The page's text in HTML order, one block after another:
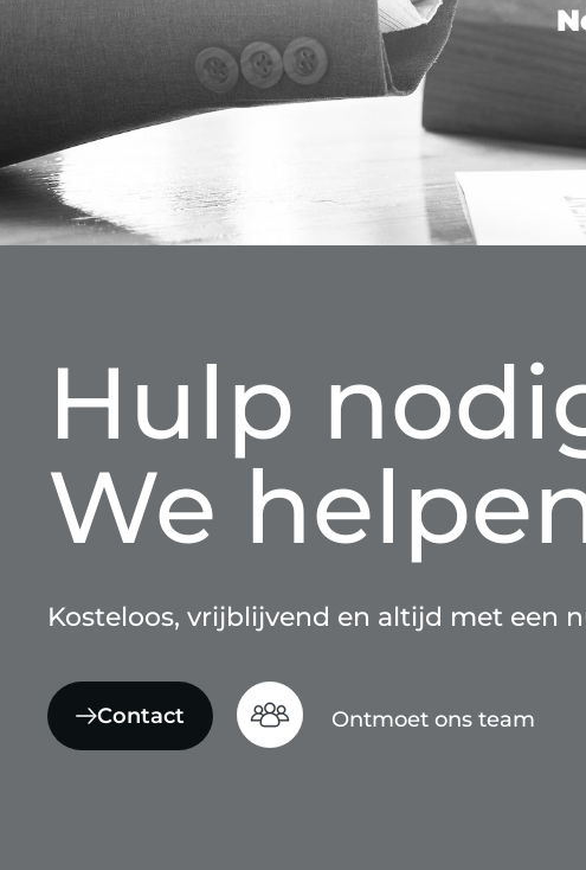
Hulp
We
Kosteloos, vrijblijvend en altijd met een
Contact Ontmoet ons team